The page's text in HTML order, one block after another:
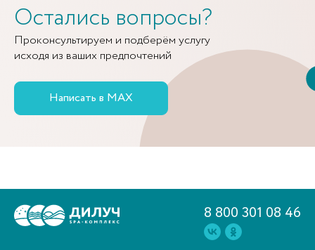
Остались вопросы?
Проконсультируем и подберём услугу
исходя из ваших предпочтений
Написать в MAX
8 800 301 08 46